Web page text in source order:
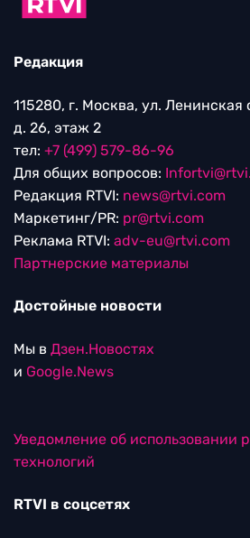
Редакция
115280, г. Москва, ул. Ленинская
д. 26, этаж 2
тел: +7 (499) 579-86-96
Для общих вопросов:
Редакция RTVI: news@rtvi.com
Маркетинг/PR: pr@rtvi.com
Реклама RTVI: adv-eu@rtvi.com
Партнерские материалы
Достойные новости
Мы в Дзен.Новостях
и Google.News
Уведомление об использовании
технологий
RTVI в соцсетях